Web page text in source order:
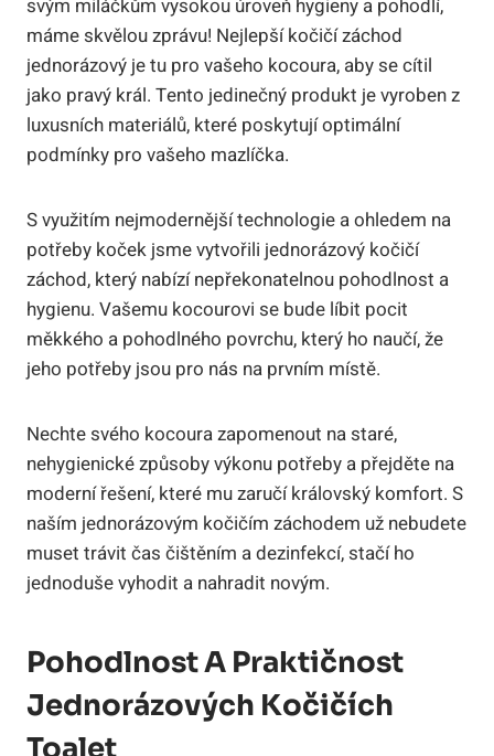
svým miláčkům vysokou úroveň hygieny a pohodlí,
máme skvělou zprávu! Nejlepší kočičí záchod
jednorázový je tu pro vašeho kocoura, aby se cítil
jako pravý král. Tento jedinečný produkt je vyroben z
luxusních materiálů, které poskytují optimální
podmínky pro vašeho mazlíčka.
S využitím nejmodernější technologie a ohledem na
potřeby koček jsme vytvořili jednorázový kočičí
záchod, který nabízí nepřekonatelnou pohodlnost a
hygienu. Vašemu kocourovi se bude líbit pocit
měkkého a pohodlného povrchu, který ho naučí, že
jeho potřeby jsou pro nás na prvním místě.
Nechte svého kocoura zapomenout na staré,
nehygienické způsoby výkonu potřeby a přejděte na
moderní řešení, které mu zaručí královský komfort. S
naším jednorázovým kočičím záchodem už nebudete
muset trávit čas čištěním a dezinfekcí, stačí ho
jednoduše vyhodit a nahradit novým.
Pohodlnost A Praktičnost
Jednorázových Kočičích
Toalet